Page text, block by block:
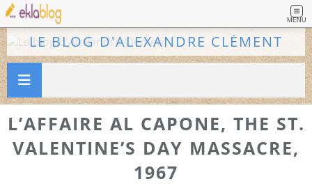
MENU
LE BLOG D'ALEXANDRE CLÉMENT
L’AFFAIRE AL CAPONE, THE ST.
VALENTINE’S DAY MASSACRE,
1967